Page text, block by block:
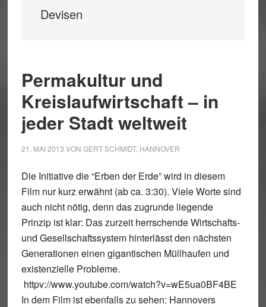
Devisen
Permakultur und
Kreislaufwirtschaft – in
jeder Stadt weltweit
21. MAI 2013 VON GERT SCHMIDT, HANNOVER
Die Initiative die “Erben der Erde” wird in diesem
Film nur kurz erwähnt (ab ca. 3:30). Viele Worte sind
auch nicht nötig, denn das zugrunde liegende
Prinzip ist klar: Das zurzeit herrschende Wirtschafts-
und Gesellschaftssystem hinterlässt den nächsten
Generationen einen gigantischen Müllhaufen und
existenzielle Probleme.
httpv://www.youtube.com/watch?v=wE5ua0BF4BE
In dem Film ist ebenfalls zu sehen: Hannovers